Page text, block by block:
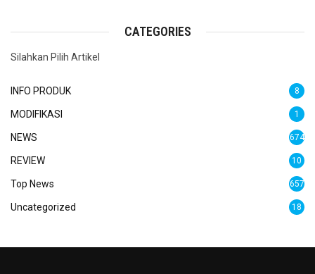
CATEGORIES
Silahkan Pilih Artikel
INFO PRODUK 8
MODIFIKASI 1
NEWS 674
REVIEW 10
Top News 657
Uncategorized 18